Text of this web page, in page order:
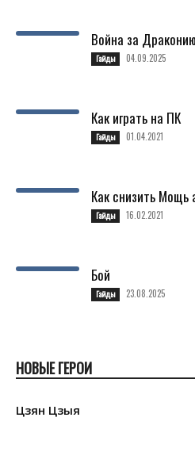
Война за Драконию
Гайды 04.09.2025
Как играть на ПК
Гайды 01.04.2021
Как снизить Мощь
Гайды 16.02.2021
Бой
Гайды 23.08.2025
НОВЫЕ ГЕРОИ
Цзян Цзыя